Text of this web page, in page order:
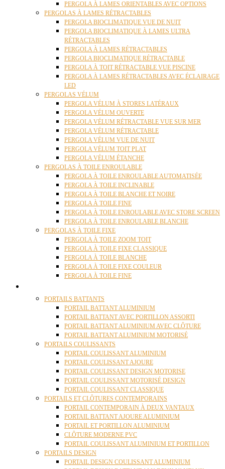
PERGOLA À LAMES ORIENTABLES AVEC OPTIONS
PERGOLAS À LAMES RÉTRACTABLES
PERGOLA BIOCLIMATIQUE VUE DE NUIT
PERGOLA BIOCLIMATIQUE À LAMES ULTRA
RÉTRACTABLES
PERGOLA À LAMES RÉTRACTABLES
PERGOLA BIOCLIMATIQUE RÉTRACTABLE
PERGOLA À TOIT RÉTRACTABLE VUE PISCINE
PERGOLA À LAMES RÉTRACTABLES AVEC ÉCLAIRAGE
LED
PERGOLAS VÉLUM
PERGOLA VÉLUM À STORES LATÉRAUX
PERGOLA VÉLUM OUVERTE
PERGOLA VÉLUM RÉTRACTABLE VUE SUR MER
PERGOLA VÉLUM RÉTRACTABLE
PERGOLA VÉLUM VUE DE NUIT
PERGOLA VÉLUM TOIT PLAT
PERGOLA VÉLUM ÉTANCHE
PERGOLAS À TOILE ENROULABLE
PERGOLA À TOILE ENROULABLE AUTOMATISÉE
PERGOLA À TOILE INCLINABLE
PERGOLA À TOILE BLANCHE ET NOIRE
PERGOLA À TOILE FINE
PERGOLA À TOILE ENROULABLE AVEC STORE SCREEN
PERGOLA À TOILE ENROULABLE BLANCHE
PERGOLAS À TOILE FIXE
PERGOLA À TOILE ZOOM TOIT
PERGOLA À TOILE FIXE CLASSIQUE
PERGOLA À TOILE BLANCHE
PERGOLA À TOILE FIXE COULEUR
PERGOLA À TOILE FINE
PORTAILS BATTANTS
PORTAIL BATTANT ALUMINIUM
PORTAIL BATTANT AVEC PORTILLON ASSORTI
PORTAIL BATTANT ALUMINIUM AVEC CLÔTURE
PORTAIL BATTANT ALUMINIUM MOTORISÉ
PORTAILS COULISSANTS
PORTAIL COULISSANT ALUMINIUM
PORTAIL COULISSANT AJOURE
PORTAIL COULISSANT DESIGN MOTORISE
PORTAIL COULISSANT MOTORISÉ DESIGN
PORTAIL COULISSANT CLASSIQUE
PORTAILS ET CLÔTURES CONTEMPORAINS
PORTAIL CONTEMPORAIN À DEUX VANTAUX
PORTAIL BATTANT AJOURE ALUMINIUM
PORTAIL ET PORTILLON ALUMINIUM
CLÔTURE MODERNE PVC
PORTAIL COULISSANT ALUMINIUM ET PORTILLON
PORTAILS DESIGN
PORTAIL DESIGN COULISSANT ALUMINIUM